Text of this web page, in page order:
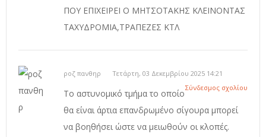
ΠΟΥ ΕΠΙΧΕΙΡΕΙ Ο ΜΗΤΣΟΤΑΚΗΣ ΚΛΕΙΝΟΝΤΑΣ
ΤΑΧΥΔΡΟΜΙΑ,ΤΡΑΠΕΖΕΣ ΚΤΛ
ροζ πανθηρ
Τετάρτη, 03 Δεκεμβρίου 2025 14:21
Σύνδεσμος σχολίου
Το αστυνομικό τμήμα το οποίο
θα είναι άρτια επανδρωμένο σίγουρα μπορεί
να βοηθήσει ώστε να μειωθούν οι κλοπές.